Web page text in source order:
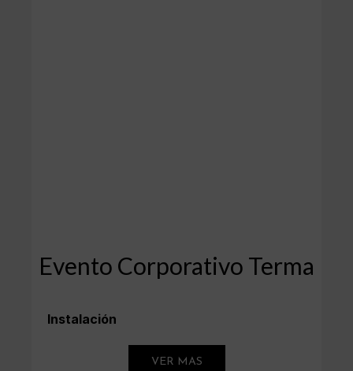
Evento Corporativo Terma
Instalación
VER MAS